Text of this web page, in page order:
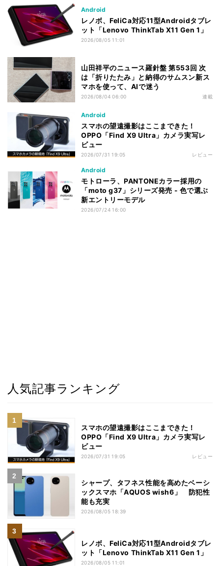
Android
レノボ、FeliCa対応11型Androidタブレ
ット「Lenovo ThinkTab X11 Gen 1」
2026/08/05 11:01
山田祥平のニュース羅針盤 第553回 次
は「折りたたみ」と納得のサムスン新ス
マホを使って、AIで迷う
2026/08/04 06:00 連載
Android
スマホの望遠撮影はここまできた！
OPPO「Find X9 Ultra」カメラ実写レ
ビュー
2026/07/31 19:05 レビュー
Android
モトローラ、PANTONEカラー採用の
「moto g37」シリーズ発売 - 色で選ぶ
新エントリーモデル
2026/07/24 16:00
人気記事ランキング
スマホの望遠撮影はここまできた！
OPPO「Find X9 Ultra」カメラ実写レ
ビュー
2026/07/31 19:05 レビュー
シャープ、タフネス性能を高めたベーシ
ックスマホ「AQUOS wish6」 防犯性
能も充実
2026/08/05 18:39
レノボ、FeliCa対応11型Androidタブレ
ット「Lenovo ThinkTab X11 Gen 1」
2026/08/05 11:01